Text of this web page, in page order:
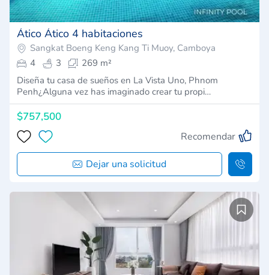
Ático Ático 4 habitaciones
Sangkat Boeng Keng Kang Ti Muoy, Camboya
4
3
269 m²
Diseña tu casa de sueños en La Vista Uno, Phnom
Penh¿Alguna vez has imaginado crear tu propi…
$757,500
Recomendar
Dejar una solicitud